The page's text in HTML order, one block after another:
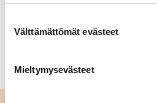
Välttämättömät evästeet
Mieltymysevästeet